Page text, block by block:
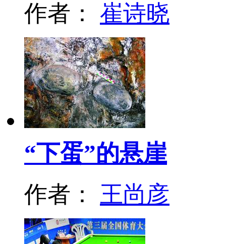
作者： 崔诗晓
“下蛋”的悬崖
作者： 王尚彦